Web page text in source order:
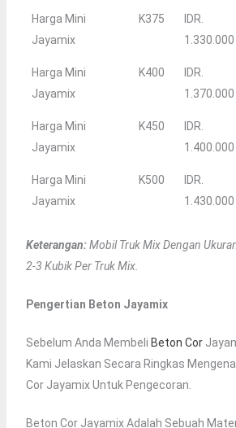
Harga Mini
Jayamix
K375
IDR.
1.330.000
Harga Mini
Jayamix
K400
IDR.
1.370.000
Harga Mini
Jayamix
K450
IDR.
1.400.000
Harga Mini
Jayamix
K500
IDR.
1.430.000
Keterangan:Mobil Truk Mix Dengan
2-3 Kubik Per Truk Mix.
Pengertian Beton Jayamix
Sebelum Anda Membeli Beton Cor
Kami Jelaskan Secara Ringkas
Cor Jayamix Untuk Pengecoran.
Beton Cor Jayamix Adalah Sebuah